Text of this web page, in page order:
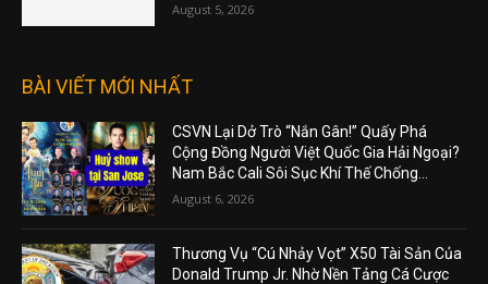
August 5, 2026
BÀI VIẾT MỚI NHẤT
CSVN Lại Dở Trò “Nắn Gân!” Quấy Phá
Cộng Đồng Người Việt Quốc Gia Hải Ngoại?
Nam Bắc Cali Sôi Sục Khí Thế Chống...
August 6, 2026
Thương Vụ “Cú Nhảy Vọt” X50 Tài Sản Của
Donald Trump Jr. Nhờ Nền Tảng Cá Cược